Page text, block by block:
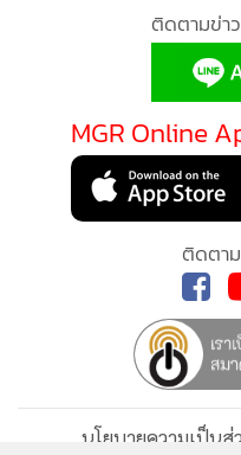
หากสงสัยว่าเสี่ยง อย่าถามช่
คนร้าย ให้ปรึกษาคนใกล้ชิด
ปลอดภัย เช่น Cyber
โอนเงิน รายการรับเงินคืน
แจ้งความได้ที่สายด่วน
ยอดนิยม